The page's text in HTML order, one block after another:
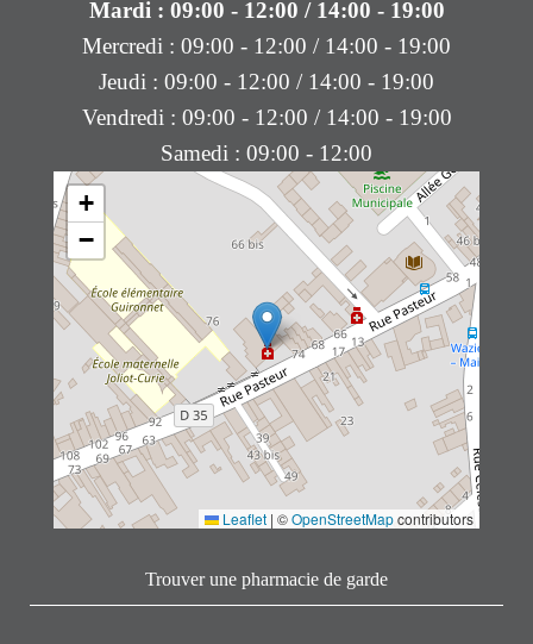
+
−
Leaflet | ©OpenStreetMapcontributors
Trouver une pharmacie de garde
Mardi : 09:00 - 12:00 / 14:00 - 19:00
Mercredi : 09:00 - 12:00 / 14:00 - 19:00
Jeudi : 09:00 - 12:00 / 14:00 - 19:00
Vendredi : 09:00 - 12:00 / 14:00 - 19:00
Samedi : 09:00 - 12:00